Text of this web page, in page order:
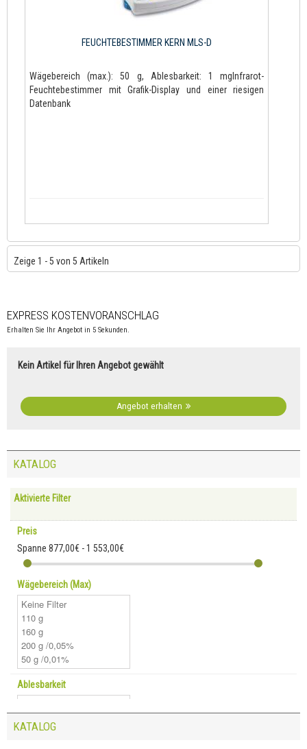
FEUCHTEBESTIMMER KERN MLS-D
Wägebereich (max.): 50 g, Ablesbarkeit: 1 mgInfrarot-
Feuchtebestimmer mit Grafik-Display und einer riesigen
Datenbank
Zeige 1 - 5 von 5 Artikeln
EXPRESS KOSTENVORANSCHLAG
Erhalten Sie Ihr Angebot in 5 Sekunden.
Kein Artikel für Ihren Angebot gewählt
Angebot erhalten
KATALOG
Aktivierte Filter
Preis
Spanne 877,00€ - 1 553,00€
Wägebereich (Max)
Ablesbarkeit
KATALOG